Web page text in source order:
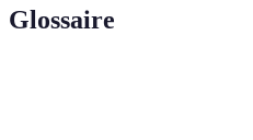
Glossaire